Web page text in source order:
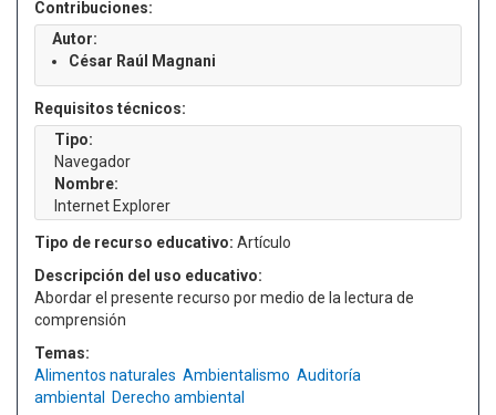
Contribuciones:
Autor:
César Raúl Magnani
Requisitos técnicos:
Tipo:
Navegador
Nombre:
Internet Explorer
Tipo de recurso educativo: Artículo
Descripción del uso educativo:
Abordar el presente recurso por medio de la lectura de
comprensión
Temas:
Alimentos naturales Ambientalismo Auditoría
ambiental
Derecho ambiental